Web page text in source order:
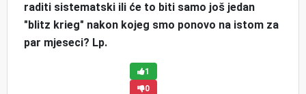
raditi sistematski ili će to biti samo još jedan
"blitz krieg" nakon kojeg smo ponovo na istom za
par mjeseci? Lp.
1
0